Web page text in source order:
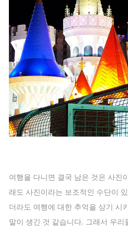
여행을 다니면 결국 남은 것은 사진
래도 사진이라는 보조적인 수단이
더라도 여행에 대한 추억을 상기 시
말이 생긴 것 같습니다. 그래서 우리